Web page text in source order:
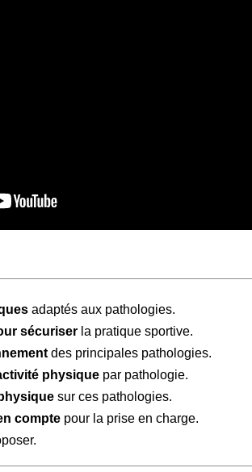
adaptés aux pathologies.
sécuriserla pratique sportive.
des principales pathologies.
physiquepar pathologie.
sur ces pathologies.
comptepour la prise en charge.